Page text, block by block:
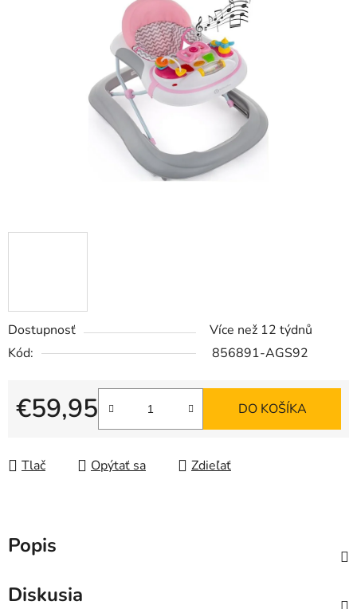
Dostupnosť
Více než 12 týdnů
Kód:
856891-AGS92
€59,95
Jednotková cena:
DO KOŠÍKA
Tlač Opýtať sa Zdieľať
Popis
Diskusia